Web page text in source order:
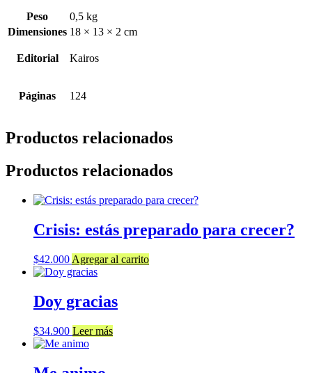
Peso
0,5 kg
Dimensiones 18 × 13 × 2 cm
Editorial Kairos
Páginas 124
Productos relacionados
Productos relacionados
Crisis: estás preparado para crecer?
$42.000 Agregar al carrito
Doy gracias
$34.900 Leer más